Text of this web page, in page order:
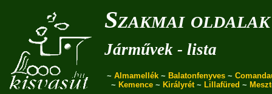
Szakmai oldalak
Járművek - lista
~ Almamellék ~ Balatonfenyves ~
~ Kemence~ Királyrét~ Lillafüred ~